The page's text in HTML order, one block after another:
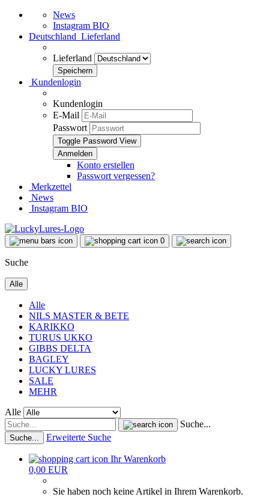
News
Instagram BIO
Deutschland Lieferland
Lieferland
Kundenlogin
Kundenlogin
E-Mail
Passwort
Toggle Password View
Konto erstellen
Passwort vergessen?
Merkzettel
News
Instagram BIO
0
Suche
Alle
Alle
NILS MASTER & BETE
KARIKKO
TURUS UKKO
GIBBS DELTA
BAGLEY
LUCKY LURES
SALE
MEHR
Alle
Suche...
Suche... Erweiterte Suche
Ihr Warenkorb
0,00 EUR
Sie haben noch keine Artikel in Ihrem Warenkorb.